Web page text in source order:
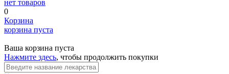
нет товаров
0
Корзина
корзина пуста
Ваша корзина пуста
Нажмите здесь, чтобы продолжить покупки